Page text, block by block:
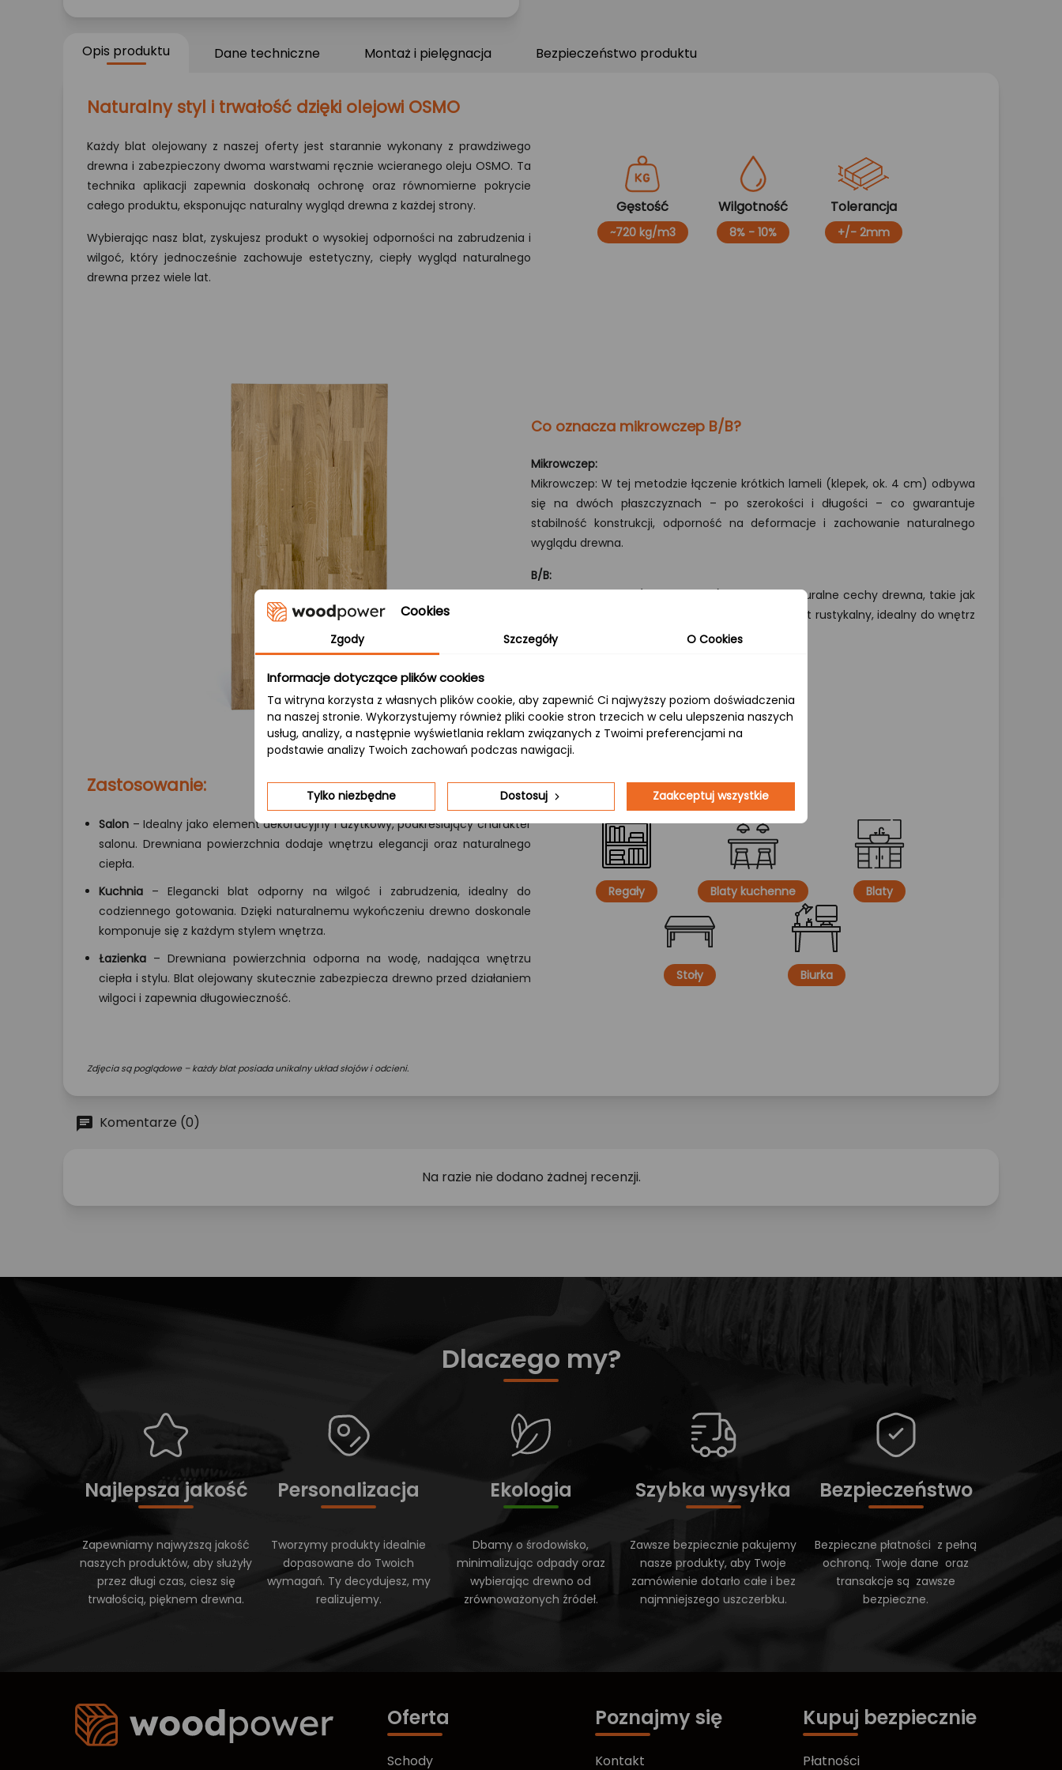
Opis produktu Dane techniczne Montaż i pielęgnacja Bezpieczeństwo produktu
Naturalny styl i trwałość dzięki olejowi OSMO
Każdy blat olejowany z naszej oferty jest starannie wykonany z prawdziwego
drewna i zabezpieczony dwoma warstwami ręcznie wcieranego oleju OSMO. Ta
technika aplikacji zapewnia doskonałą ochronę oraz równomierne pokrycie
całego produktu, eksponując naturalny wygląd drewna z każdej strony.
Wybierając nasz blat, zyskujesz produkt o wysokiej odporności na zabrudzenia i
wilgoć, który jednocześnie zachowuje estetyczny, ciepły wygląd naturalnego
drewna przez wiele lat.
Gęstość
~720 kg/m3
Wilgotność
8% - 10%
Tolerancja
+/- 2mm
Co oznacza mikrowczep B/B?
Mikrowczep:
Mikrowczep: W tej metodzie łączenie krótkich lameli (klepek, ok. 4 cm) odbywa
się na dwóch płaszczyznach – po szerokości i długości – co gwarantuje
stabilność konstrukcji, odporność na deformacje i zachowanie naturalnego
wyglądu drewna.
B/B:
Obie powierzchnie (górna i dolna) eksponują naturalne cechy drewna, takie jak
sęki i subtelne przebarwienia, tworząc spójny efekt rustykalny, idealny do wnętrz
ceniących naturalność.
Zastosowanie:
Salon – Idealny jako element dekoracyjny i użytkowy, podkreślający charakter
salonu. Drewniana powierzchnia dodaje wnętrzu elegancji oraz naturalnego
ciepła.
Kuchnia – Elegancki blat odporny na wilgoć i zabrudzenia, idealny do
codziennego gotowania. Dzięki naturalnemu wykończeniu drewno doskonale
komponuje się z każdym stylem wnętrza.
Łazienka – Drewniana powierzchnia odporna na wodę, nadająca wnętrzu
ciepła i stylu. Blat olejowany skutecznie zabezpiecza drewno przed działaniem
wilgoci i zapewnia długowieczność.
Regały Blaty kuchenne Blaty
Stoły Biurka
Zdjęcia są poglądowe – każdy blat posiada unikalny układ słojów i odcieni.
Komentarze (0)
Na razie nie dodano żadnej recenzji.
Dlaczego my?
Najlepsza jakość
Zapewniamy najwyższą jakość
naszych produktów, aby służyły
przez długi czas, ciesz się
trwałością, pięknem drewna.
Personalizacja
Tworzymy produkty idealnie
dopasowane do Twoich
wymagań. Ty decydujesz, my
realizujemy.
Ekologia
Dbamy o środowisko,
minimalizując odpady oraz
wybierając drewno od
zrównoważonych źródeł.
Szybka wysyłka
Zawsze bezpiecznie pakujemy
nasze produkty, aby Twoje
zamówienie dotarło całe i bez
najmniejszego uszczerbku.
Bezpieczeństwo
Bezpieczne płatności z pełną
ochroną. Twoje dane oraz
transakcje są zawsze
bezpieczne.
Oferta
Schody
Poznajmy się
Kontakt
Kupuj bezpiecznie
Płatności
Cookies
Zgody Szczegóły O Cookies
Informacje dotyczące plików cookies
Ta witryna korzysta z własnych plików cookie, aby zapewnić Ci najwyższy poziom doświadczenia
na naszej stronie. Wykorzystujemy również pliki cookie stron trzecich w celu ulepszenia naszych
usług, analizy, a następnie wyświetlania reklam związanych z Twoimi preferencjami na
podstawie analizy Twoich zachowań podczas nawigacji.
Tylko niezbędne Dostosuj Zaakceptuj wszystkie